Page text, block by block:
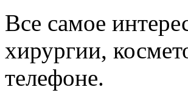
Все самое
хирургии,
телефоне.